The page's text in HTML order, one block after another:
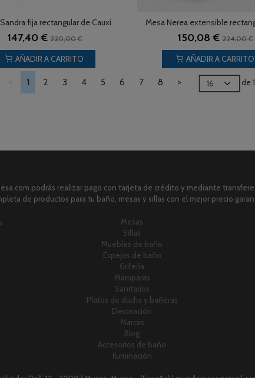
fija rectangular de Cauxi
147,40 €220,00 €
AÑADIR A CARRITO
Mesa Nerea extensible
150,08 €224,00 €
AÑADIR A CARRITO
1 2 3 4 5 6 7 8 > de
podrás realizar pago con tarjeta de crédito y mediante
de productos para tu baño, mesas y sillas con el mejor precio
Mesas
Sillas
Muebles de baño
Espejos de baño
Grifería
Mamparas
Sanitarios
Platos de ducha y bañeras
Decoración
Marcas
Blog
Accesorios de baño
Iluminación